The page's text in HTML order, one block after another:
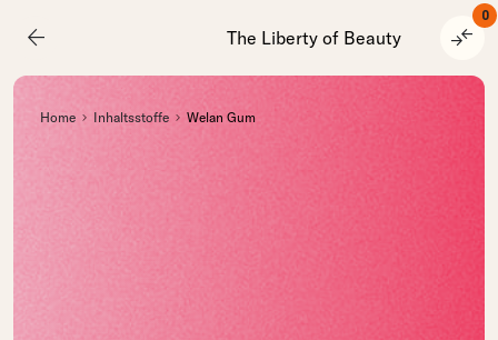
arrow_back The Liberty of Beauty compare_arrows
0
Home Inhaltsstoffe Welan Gum